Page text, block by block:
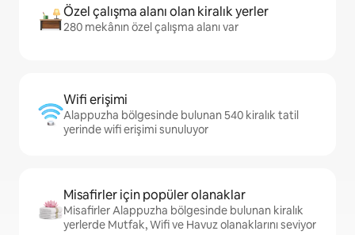
Özel çalışma alanı olan kiralık yerler
280 mekânın özel çalışma alanı var
Wifi erişimi
Alappuzha bölgesinde bulunan 540 kiralık tatil
yerinde wifi erişimi sunuluyor
Misafirler için popüler olanaklar
Misafirler Alappuzha bölgesinde bulunan kiralık
yerlerde Mutfak, Wifi ve Havuz olanaklarını seviyor